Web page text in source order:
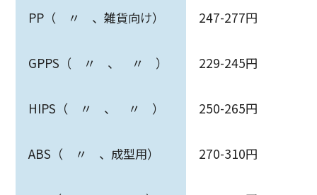
PP（ 〃 、雑貨向け） 247-277円
GPPS（ 〃 、 〃 ） 229-245円
HIPS（ 〃 、 〃 ） 250-265円
ABS（ 〃 、成型用） 270-310円